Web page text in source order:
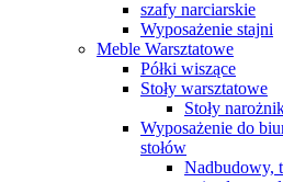
szafy narciarskie
Wyposażenie stajni
Meble Warsztatowe
Półki wiszące
Stoły warsztatowe
Stoły
Wyposażenie do
stołów
Nadbudowy,